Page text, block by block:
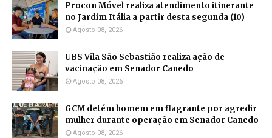
Procon Móvel realiza atendimento itinerante
no Jardim Itália a partir desta segunda (10)
Agosto 08, 2026
UBS Vila São Sebastião realiza ação de
vacinação em Senador Canedo
Agosto 08, 2026
GCM detém homem em flagrante por agredir
mulher durante operação em Senador Canedo
Agosto 08, 2026